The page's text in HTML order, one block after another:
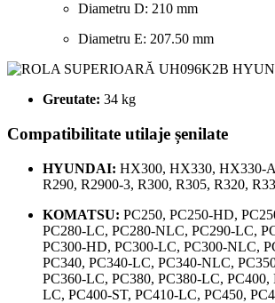
Diametru D: 210 mm
Diametru E: 207.50 mm
Greutate: 34 kg
Compatibilitate utilaje șenilate
HYUNDAI: HX300, HX330, HX330-
R290, R2900-3, R300, R305, R320,
KOMATSU: PC250, PC250-HD,
PC280-LC, PC280-NLC, PC290-LC,
PC300-HD, PC300-LC, PC300-NLC,
PC340, PC340-LC, PC340-NLC,
PC360-LC, PC380, PC380-LC,
LC, PC400-ST, PC410-LC, PC450,